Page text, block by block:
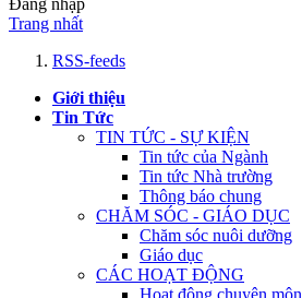
Trang nhất
RSS-feeds
Giới thiệu
Tin Tức
TIN TỨC - SỰ KIỆN
Tin tức của Ngành
Tin tức Nhà trường
Thông báo chung
CHĂM SÓC - GIÁO DỤC
Chăm sóc nuôi dưỡng
Giáo dục
CÁC HOẠT ĐỘNG
Hoạt động chuyên môn